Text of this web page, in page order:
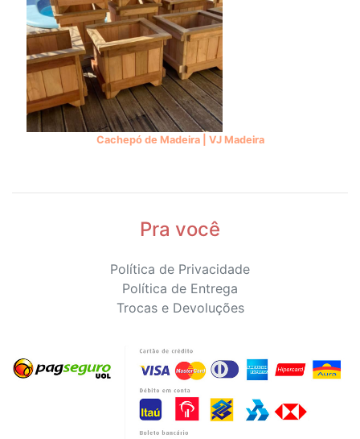
Cachepó de Madeira | VJ Madeira
Pra você
Política de Privacidade
Política de Entrega
Trocas e Devoluções